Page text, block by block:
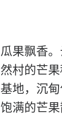
果飘香
村的芒
地，沉
满的芒